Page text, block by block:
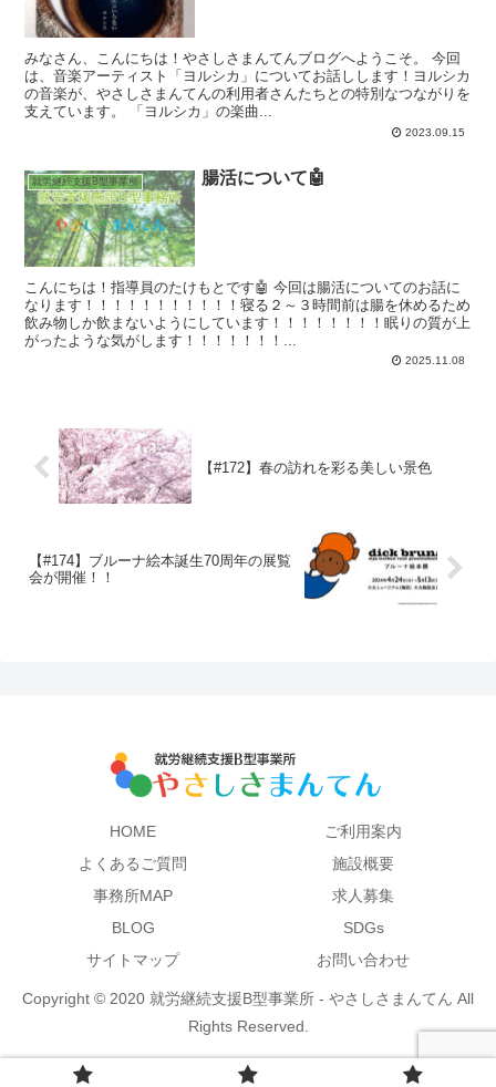
みなさん、こんにちは！やさしさまんてんブログへようこそ。 今回
は、音楽アーティスト「ヨルシカ」についてお話しします！ヨルシカ
の音楽が、やさしさまんてんの利用者さんたちとの特別なつながりを
支えています。 「ヨルシカ」の楽曲...
2023.09.15
就労継続支援B型事業所 腸活について🤖
こんにちは！指導員のたけもとです🤖 今回は腸活についてのお話に
なります！！！！！！！！！！！寝る２～３時間前は腸を休めるため
飲み物しか飲まないようにしています！！！！！！！！眠りの質が上
がったような気がします！！！！！！！...
2025.11.08
【#172】春の訪れを彩る美しい景色
【#174】ブルーナ絵本誕生70周年の展覧
会が開催！！
HOME
ご利用案内
よくあるご質問
施設概要
事務所MAP
求人募集
BLOG
SDGs
サイトマップ
お問い合わせ
Copyright © 2020 就労継続支援B型事業所 - やさしさまんてん All
Rights Reserved.